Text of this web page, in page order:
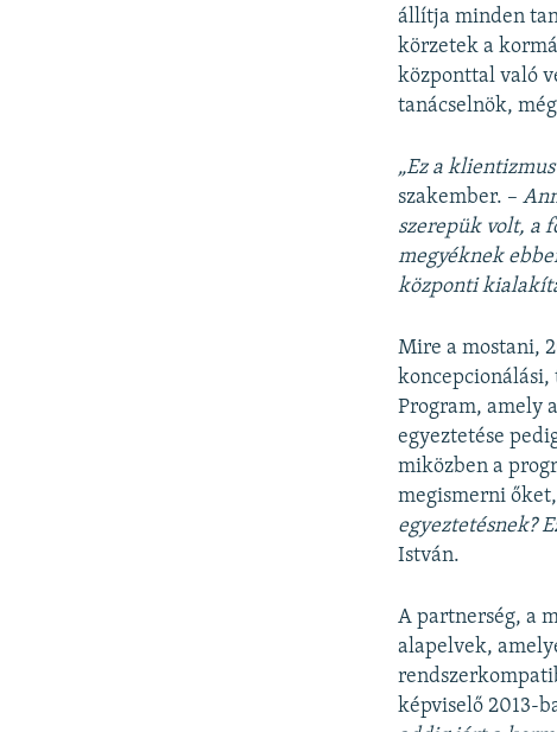
állítja minden
körzetek a
központtal való
tanácselnök,
„Ez a klientizmus
szakember. –
szerepük volt, a
megyéknek
központi
Mire a mostani,
koncepcionálási,
Program, amely
egyeztetése
miközben a
megismerni
egyeztetésnek?
István.
A partnerség, a
alapelvek,
képviselő 2013-